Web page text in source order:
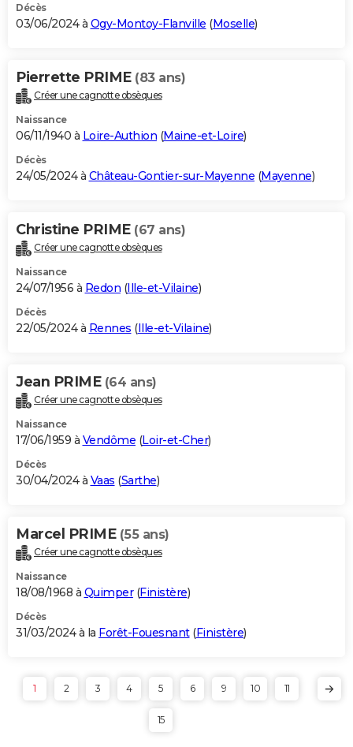
Décès
03/06/2024 à Ogy-Montoy-Flanville (Moselle)
Pierrette PRIME (83 ans)
Créer une cagnotte obsèques
Naissance
06/11/1940 à Loire-Authion (Maine-et-Loire)
Décès
24/05/2024 à Château-Gontier-sur-Mayenne (Mayenne)
Christine PRIME (67 ans)
Créer une cagnotte obsèques
Naissance
24/07/1956 à Redon (Ille-et-Vilaine)
Décès
22/05/2024 à Rennes (Ille-et-Vilaine)
Jean PRIME (64 ans)
Créer une cagnotte obsèques
Naissance
17/06/1959 à Vendôme (Loir-et-Cher)
Décès
30/04/2024 à Vaas (Sarthe)
Marcel PRIME (55 ans)
Créer une cagnotte obsèques
Naissance
18/08/1968 à Quimper(Finistère)
Décès
31/03/2024 à la Forêt-Fouesnant(Finistère)
1 2 3 4 5 6 9 10 11
15